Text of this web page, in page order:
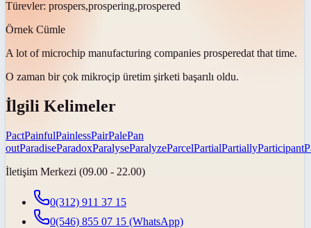
Türevler: prospers,prospering,prospered
Örnek Cümle
A lot of microchip manufacturing companies prosperedat that time.
O zaman bir çok mikroçip üretim şirketi başarılı oldu.
İlgili Kelimeler
PactPainfulPainlessPairPalePan
outParadiseParadoxParalyseParalyzeParcelPartialPartiallyParticipant
İletişim Merkezi (09.00 - 22.00)
0(312) 911 37 15
0(546) 855 07 15 (WhatsApp)